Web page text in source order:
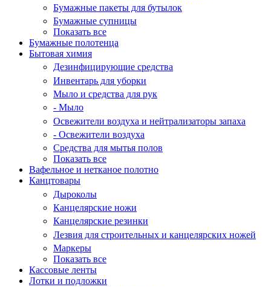
Бумажные пакеты для бутылок
Бумажные супницы
Показать все
Бумажные полотенца
Бытовая химия
Дезинфицирующие средства
Инвентарь для уборки
Мыло и средства для рук
- Мыло
Освежители воздуха и нейтрализаторы запаха
- Освежители воздуха
Средства для мытья полов
Показать все
Вафельное и нетканое полотно
Канцтовары
Дыроколы
Канцелярские ножи
Канцелярские резинки
Лезвия для строительных и канцелярских ножей
Маркеры
Показать все
Кассовые ленты
Лотки и подложки